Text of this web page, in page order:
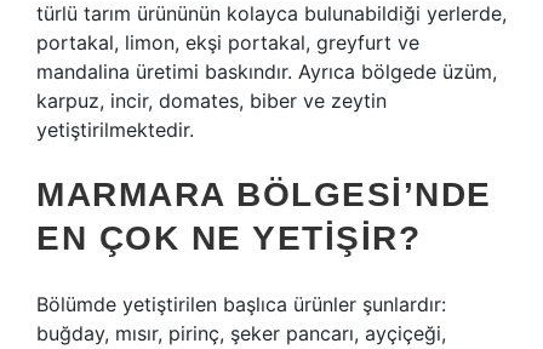
türlü tarım ürününün kolayca bulunabildiği yerlerde,
portakal, limon, ekşi portakal, greyfurt ve
mandalina üretimi baskındır. Ayrıca bölgede üzüm,
karpuz, incir, domates, biber ve zeytin
yetiştirilmektedir.
MARMARA BÖLGESI’NDE
EN ÇOK NE YETIŞIR?
Bölümde yetiştirilen başlıca ürünler şunlardır:
buğday, mısır, pirinç, şeker pancarı, ayçiçeği,